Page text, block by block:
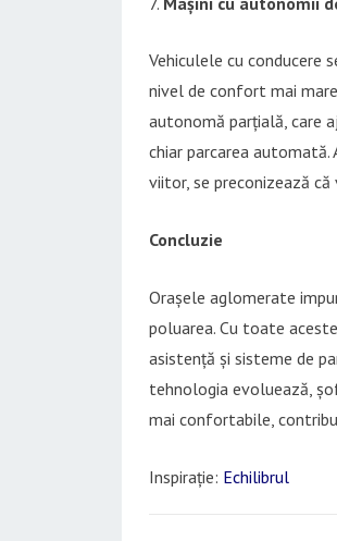
Vehiculele cu
nivel de confort mai
autonomă parțială, care
chiar parcarea
viitor, se preconizează
Concluzie
Orașele aglomerate
poluarea. Cu toate
asistență și sisteme de
tehnologia evoluează,
mai confortabile,
Inspirație: Echilibrul